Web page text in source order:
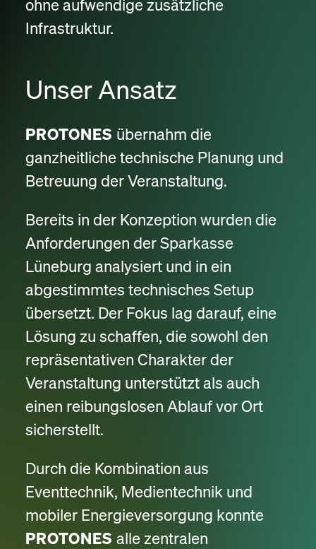
ohne aufwendige zusätzliche
Infrastruktur.
Unser Ansatz
PROTONES übernahm die
ganzheitliche technische Planung und
Betreuung der Veranstaltung.
Bereits in der Konzeption wurden die
Anforderungen der Sparkasse
Lüneburg analysiert und in ein
abgestimmtes technisches Setup
übersetzt. Der Fokus lag darauf, eine
Lösung zu schaffen, die sowohl den
repräsentativen Charakter der
Veranstaltung unterstützt als auch
einen reibungslosen Ablauf vor Ort
sicherstellt.
Durch die Kombination aus
Eventtechnik, Medientechnik und
mobiler Energieversorgung konnte
PROTONES alle zentralen